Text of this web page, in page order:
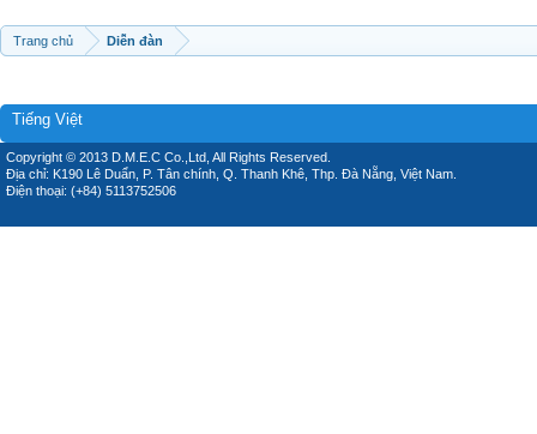
Trang chủ Diễn đàn
Tiếng Việt
Copyright © 2013 D.M.E.C Co.,Ltd, All Rights Reserved.
Địa chỉ: K190 Lê Duẩn, P. Tân chính, Q. Thanh Khê, Thp. Đà Nẵng, Việt Nam.
Điện thoại: (+84) 5113752506